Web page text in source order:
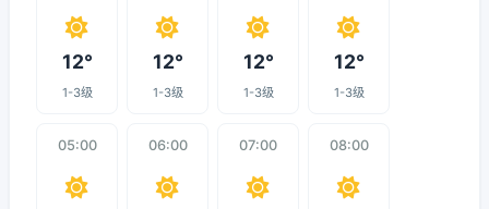
12°
1-3级
12°
1-3级
12°
1-3级
12°
1-3级
05:00 06:00 07:00 08:00